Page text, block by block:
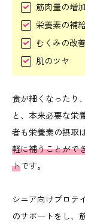
筋肉量の増加
栄養素の補
むくみの改善
肌のツヤ
食が細くなったり
と、本来必要な栄
者も栄養素の摂取
軽に補うことがで
トです。
シニア向けプロテ
のサポートをし、